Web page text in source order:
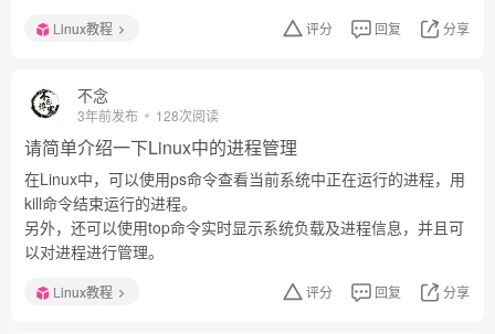
Linux教程 评分 回复 分享
不念
3年前发布 128次阅读
请简单介绍一下Linux中的进程管理
在Linux中，可以使用ps命令查看当前系统中正在运行的进程，用
kill命令结束运行的进程。
另外，还可以使用top命令实时显示系统负载及进程信息，并且可
以对进程进行管理。
Linux教程 评分 回复 分享